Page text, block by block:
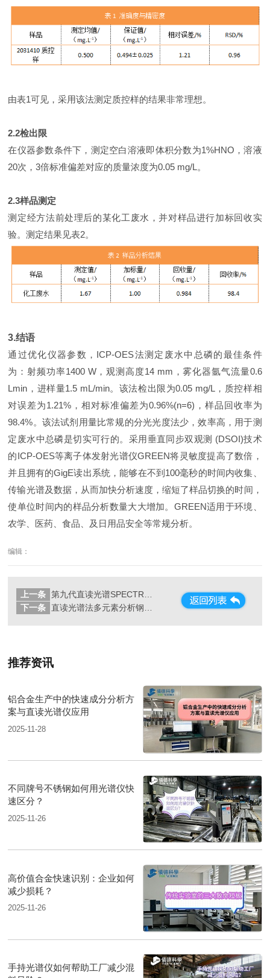
由表1可见，采用该法测定质控样的结果非常理想。
2.2检出限
在仪器参数条件下，测定空白溶液即体积分数为1%HNO，溶液
20次，3倍标准偏差对应的质量浓度为0.05 mg/L。
2.3样品测定
测定经方法前处理后的某化工废水，并对样品进行加标回收实
验。测定结果见表2。
3.结语
通过优化仪器参数，ICP-OES法测定废水中总磷的最佳条件
为：射频功率1400 W，观测高度14 mm，雾化器氩气流量0.6
Lmin，进样量1.5 mL/min。该法检出限为0.05 mg/L，质控样相
对误差为1.21%，相对标准偏差为0.96%(n=6)，样品回收率为
98.4%。该法试剂用量比常规的分光光度法少，效率高，用于测
定废水中总磷是切实可行的。采用垂直同步双观测 (DSOI)技术
的ICP-OES等离子体发射光谱仪GREEN将灵敏度提高了数倍，
并且拥有的GigE读出系统，能够在不到100毫秒的时间内收集、
传输光谱及数据，从而加快分析速度，缩短了样品切换的时间，
使单位时间内的样品分析数量大大增加。GREEN适用于环境、
农学、医药、食品、及日用品安全等常规分析。
编辑：
上一条
下一条
推荐资讯
铝合金生产中的快速成分分析方
案与直读光谱仪应用
2025-11-28
不同牌号不锈钢如何用光谱仪快
速区分？
2025-11-26
高价值合金快速识别：企业如何
减少损耗？
2025-11-26
手持光谱仪如何帮助工厂减少混